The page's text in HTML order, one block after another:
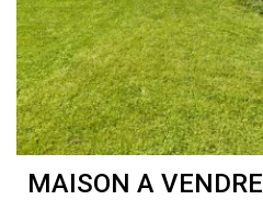
MAISON A VENDRE